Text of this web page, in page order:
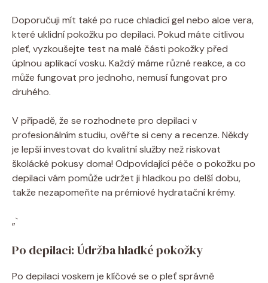
Doporučuji mít také po ruce chladicí gel nebo aloe vera,
které uklidní pokožku po depilaci. Pokud máte citlivou
pleť, vyzkoušejte test na malé části pokožky před
úplnou aplikací vosku. Každý máme různé reakce, a co
může fungovat pro jednoho, nemusí fungovat pro
druhého.
V případě, že se rozhodnete pro depilaci v
profesionálním studiu, ověřte si ceny a recenze. Někdy
je lepší investovat do kvalitní služby než riskovat
školácké pokusy doma! Odpovídající péče o pokožku po
depilaci vám pomůže udržet ji hladkou po delší dobu,
takže nezapomeňte na prémiové hydratační krémy.
„`
Po depilaci: Údržba hladké pokožky
Po depilaci voskem je klíčové se o pleť správně